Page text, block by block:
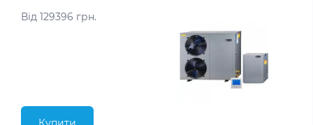
Від 129396 грн.